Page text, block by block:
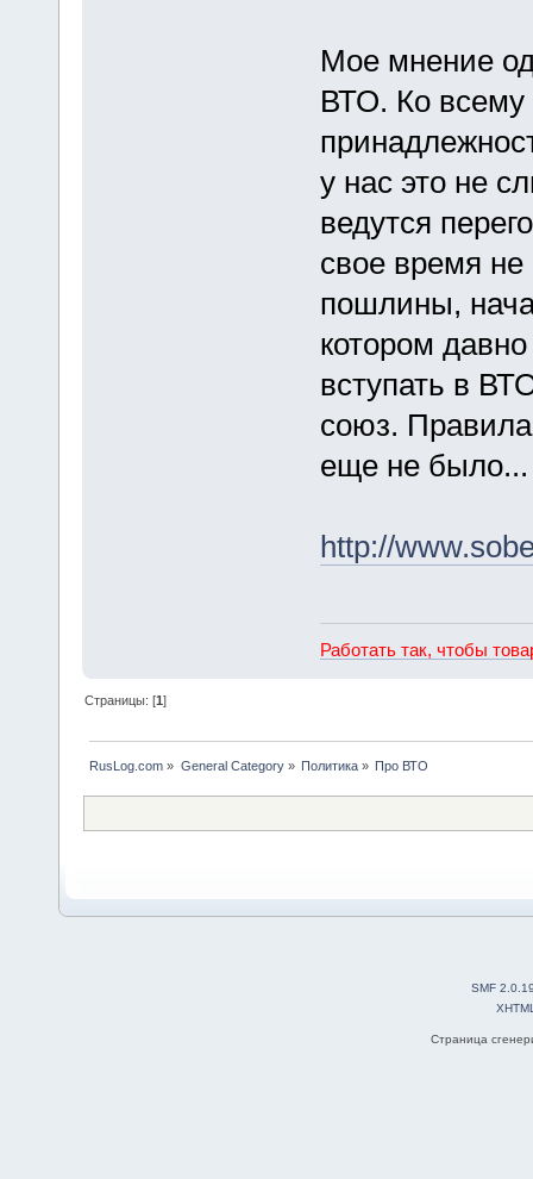
Мое мнение
ВТО. Ко всему
у нас это не
ведутся
свое время
пошлины,
котором
вступать в
союз.
еще не было...
http://
Работать так, чтобы
Страницы: [1]
RusLog.com » General Category» Политика» Про ВТО
SMF
Страница